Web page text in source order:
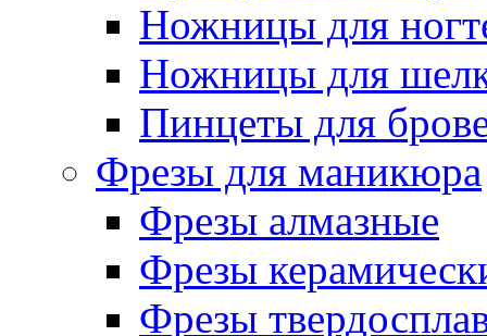
Ножницы для
Ножницы для
Пинцеты для
Фрезы для маникюра
Фрезы алмазные
Фрезы
Фрезы